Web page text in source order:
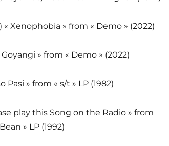
Xenophobia » from « Demo » (2022)
» from « Demo » (2022)
Pasi » from « s/t » LP (1982)
play this Song on the Radio » from
» LP (1992)